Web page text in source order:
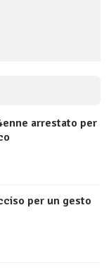
arrestato per
per un gesto